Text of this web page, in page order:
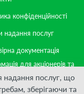
конфіденційності
надання послуг
документація
для акціонерів та
надання послуг, що
зберігаючи та